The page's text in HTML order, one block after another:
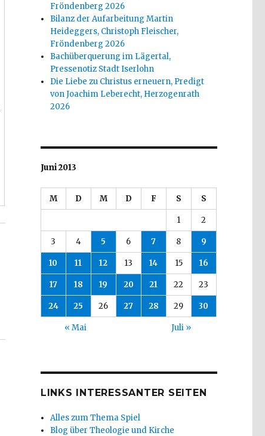
Fröndenberg 2026
Bilanz der Aufarbeitung Martin
Heideggers, Christoph Fleischer,
Fröndenberg 2026
Bachüberquerung im Lägertal,
Pressenotiz Stadt Iserlohn
Die Liebe zu Christus erneuern, Predigt
von Joachim Leberecht, Herzogenrath
2026
Juni 2013
M D M D F S S
1 2
3 4 5 6 7 8 9
10 11 12 13 14 15 16
17 18 19 20 21 22 23
24 25 26 27 28 29 30
« Mai Juli »
LINKS INTERESSANTER SEITEN
Alles zum Thema Spiel
Blog über Theologie und Kirche